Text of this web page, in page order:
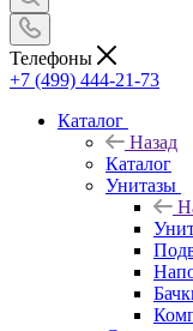
Телефоны
+7 (499) 444-21-73
Каталог
Назад
Каталог
Унитазы